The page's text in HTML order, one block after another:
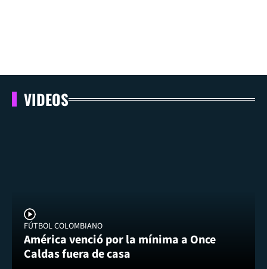
VIDEOS
FÚTBOL COLOMBIANO
América venció por la mínima a Once
Caldas fuera de casa